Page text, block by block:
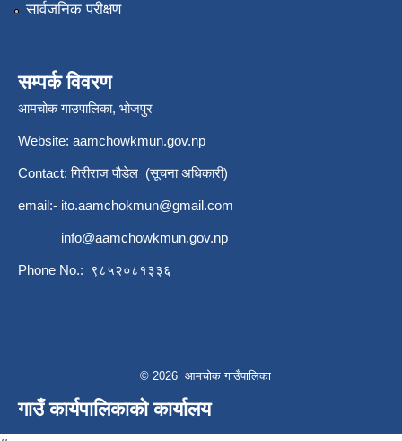
सार्वजनिक परीक्षण
सम्पर्क विवरण
आमचोक गाउपालिका, भोजपुर
Website: aamchowkmun.gov.np
Contact: गिरीराज पौडेल (सूचना अधिकारी)
email:- ito.aamchokmun@gmail.com
info@aamchowkmun.gov.np
Phone No.: ९८५२०८१३३६
© 2026 आमचोक गाउँपालिका
गाउँ कार्यपालिकाको कार्यालय